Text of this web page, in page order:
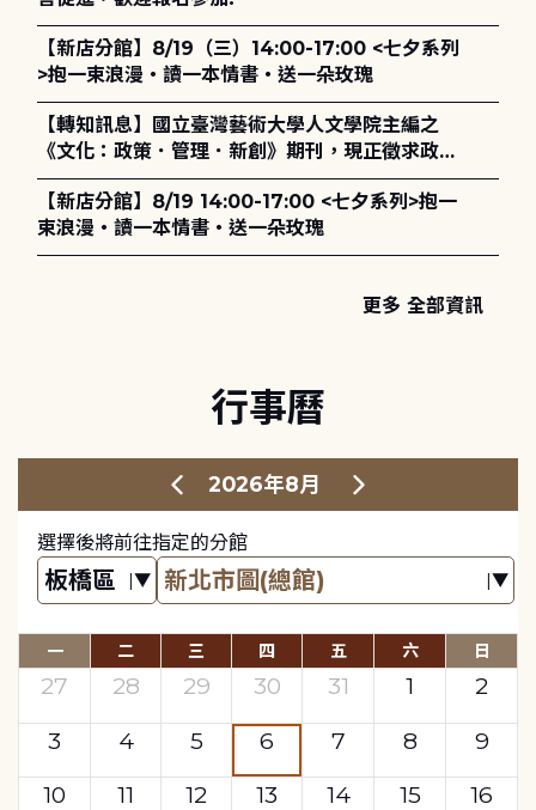
【新店分館】8/19（三）14:00-17:00 <七夕系列
>抱一束浪漫・讀一本情書・送一朵玫瑰
【轉知訊息】國立臺灣藝術大學人文學院主編之
《文化：政策．管理．新創》期刊，現正徵求政策
評論、書評及【邁向具回應力的博物館治理：政
策、領導與管理】主題特刊稿件至2027年6月1日
止，歡迎踴躍投稿。
【新店分館】8/19 14:00-17:00 <七夕系列>抱一
束浪漫・讀一本情書・送一朵玫瑰
更多 全部資訊
行事曆
2026年8月
選擇後將前往指定的分館
一 二 三 四 五 六 日
27 28 29 30 31 1
2
3
4 5 6 7 8
9
10
11 12 13 14 15
16